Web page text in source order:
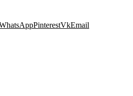
PinterestVkEmail